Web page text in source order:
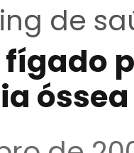
de
fígado
óssea